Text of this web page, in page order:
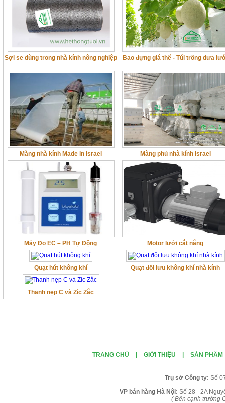
Sợi se dùng trong nhà kính nông nghiệp Bao đựng giá thể - Túi trồng dưa
Màng nhà kính Made in Israel Màng phủ nhà kính Israel
Máy Đo EC – PH Tự Động Motor lưới cắt nắng
Quạt hút không khí Quạt đối lưu không khí nhà kính
Thanh nẹp C và Zíc Zắc
TRANG CHỦ GIỚI THIỆU SẢN PHẨM
Trụ sở Công ty: Số
VP bán hàng Hà Nội: Số 28 - 2A
( Bên cạnh trường